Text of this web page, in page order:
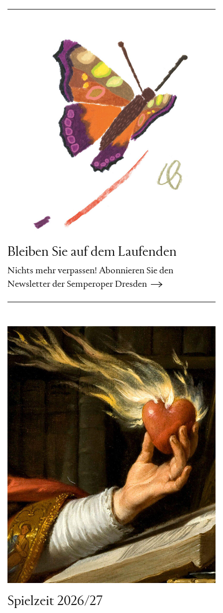
Bleiben Sie auf dem Laufenden
Nichts mehr verpassen! Abonnieren Sie den
Newsletter der Semperoper Dresden
Spielzeit 2026/27